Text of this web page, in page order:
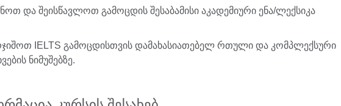
და შეისწავლოთ გამოცდის შესაბამისი აკადემიური ენა/ლექსიკა
IELTS გამოცდისთვის დამახასიათებელ რთული და კომპლექსური
ნიმუშებზე.